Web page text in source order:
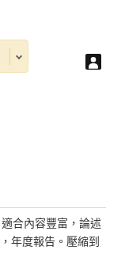
合內容豐富，論述
年度報告。壓縮到